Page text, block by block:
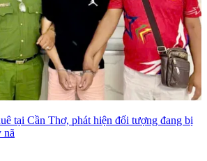
tại Cần Thơ, phát hiện đối tượng đang bị
nã